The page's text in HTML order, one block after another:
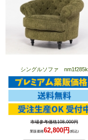
シングルソファ nm1f285k
市場参考価格108,000円
業販価格62,800円(税込)